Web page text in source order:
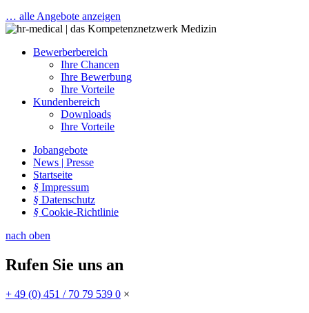
… alle Angebote anzeigen
Bewerberbereich
Ihre Chancen
Ihre Bewerbung
Ihre Vorteile
Kundenbereich
Downloads
Ihre Vorteile
Jobangebote
News | Presse
Startseite
§ Impressum
§ Datenschutz
§ Cookie-Richtlinie
nach oben
Rufen Sie uns an
+ 49 (0) 451 / 70 79 539 0 ×